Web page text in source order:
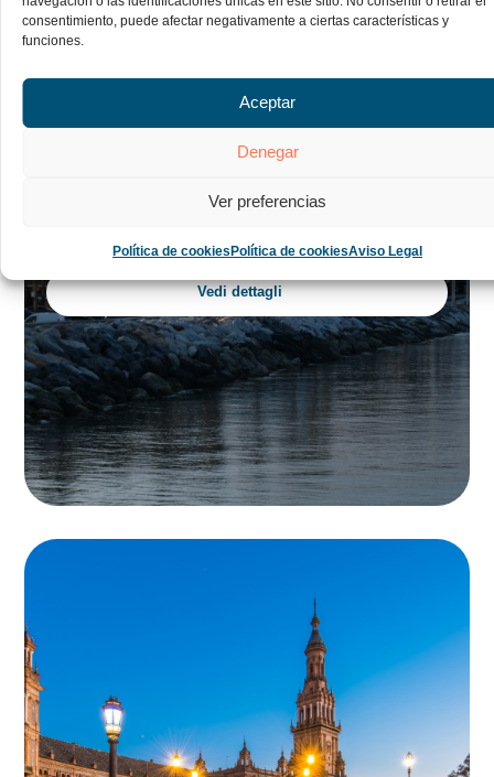
consentimiento, puede afectar negativamente a ciertas características y
funciones.
Aceptar
Denegar
Ver preferencias
Política de cookiesPolítica de cookiesAviso Legal
8 Giorni
Vedi dettagli